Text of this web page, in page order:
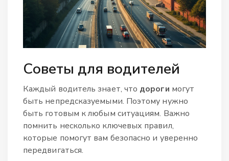
Советы для водителей
Каждый водитель знает, что дороги могут
быть непредсказуемыми. Поэтому нужно
быть готовым к любым ситуациям. Важно
помнить несколько ключевых правил,
которые помогут вам безопасно и уверенно
передвигаться.